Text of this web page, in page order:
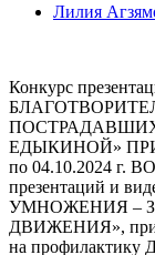
Лилия
Конкурс
ЕДЫКИНОЙ»
по 04.10.2024
презентаций и
УМНОЖЕНИЯ –
ДВИЖЕНИЯ»,
на профилактику